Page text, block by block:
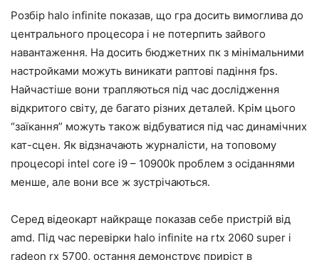
Розбір halo infinite показав, що гра досить вимоглива до
центрального процесора і не потерпить зайвого
навантаження. На досить бюджетних пк з мінімальними
настройками можуть виникати раптові падіння fps.
Найчастіше вони трапляються під час дослідження
відкритого світу, де багато різних деталей. Крім цього
“заїкання” можуть також відбуватися під час динамічних
кат-сцен. Як відзначають журналісти, на топовому
процесорі intel core i9 – 10900k проблем з осіданнями
менше, але вони все ж зустрічаються.
Серед відеокарт найкраще показав себе пристрій від
amd. Під час перевірки halo infinite на rtx 2060 super і
radeon rx 5700, остання демонструє приріст в